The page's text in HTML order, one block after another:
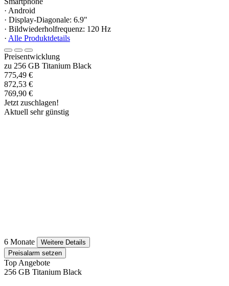
· Android
· Display-Diagonale: 6.9"
· Bildwiederholfrequenz: 120 Hz
· Alle Produktdetails
Preisentwicklung
zu 256 GB Titanium Black
775,49 €
872,53 €
769,90 €
Jetzt zuschlagen!
Aktuell sehr günstig
6 Monate
Weitere Details
Preisalarm setzen
Top Angebote
256 GB Titanium Black